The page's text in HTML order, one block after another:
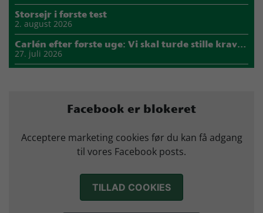
Storsejr i første test
2. august 2026
Carlén efter første uge: Vi skal turde stille krav til hinanden
27. juli 2026
Marius Nørsøller udlejes til HØJ Elite
14. juli 2026
Facebook er blokeret
Acceptere marketing cookies før du kan få adgang
til vores Facebook posts.
TILLAD COOKIES